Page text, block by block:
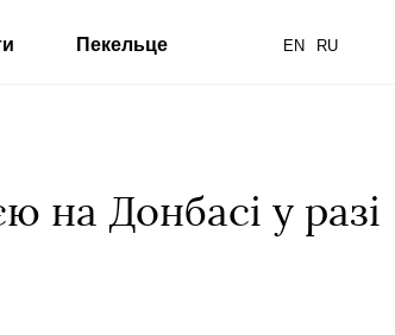
EN RU
Пекельце
на Донбасі у разі